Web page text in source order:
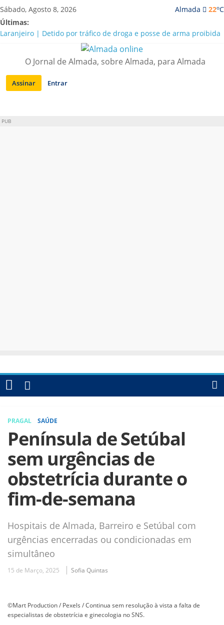
Saltar
para
conteúdo
Almada 22oC
Sábado, Agosto 8, 2026
Últimas:
Laranjeiro | Detido por tráfico de droga e posse de arma proibida
A “crise” da água em Almada: ilações e ensinamentos necessários
Costa da Caparica | Polícia Marítima e ASAE detectam
irregularidades em habitações e restaurantes
APA diz que falta de água em Almada “foi um problema de má
O Jornal de Almada, sobre Almada, para Almada
Assinar Entrar
PUB
PRAGAL SAÚDE
Península de Setúbal
sem urgências de
obstetrícia durante o
fim-de-semana
Hospitais de Almada, Barreiro e Setúbal com
urgências encerradas ou condicionadas em
simultâneo
15 de Março, 2025 Sofia Quintas
©Mart Production / Pexels / Continua sem resolução à vista a falta de
especialistas de obstetrícia e ginecologia no SNS.